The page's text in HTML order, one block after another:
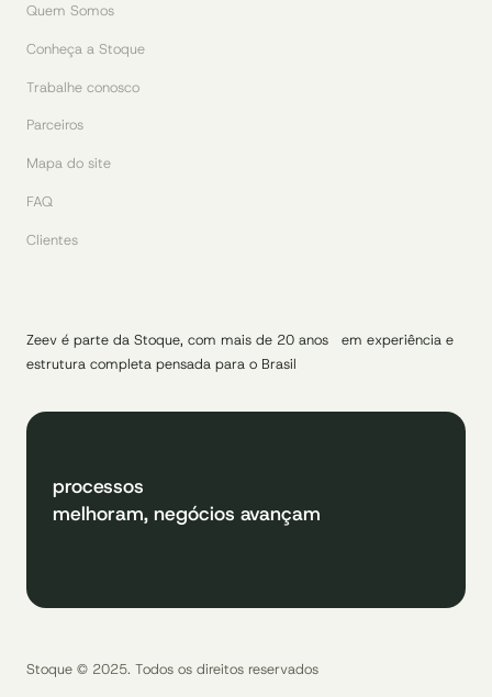
Quem Somos
Conheça a Stoque
Trabalhe conosco
Parceiros
Mapa do site
FAQ
Clientes
Zeev é parte da Stoque, com mais de 20 anos em experiência e
estrutura completa pensada para o Brasil
processos
melhoram, negócios avançam
Stoque © 2025. Todos os direitos reservados